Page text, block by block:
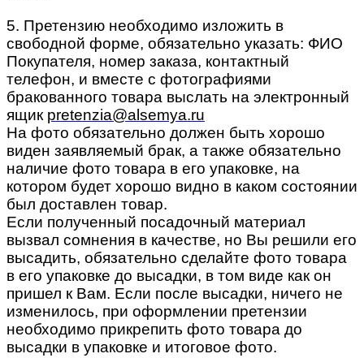
5. Претензию необходимо изложить в
свободной форме, обязательно указать: ФИО
Покупателя, номер заказа, контактный
телефон, и вместе с фотографиями
бракованного товара выслать на электронный
ящик pretenzia@alsemya.ru
На фото обязательно должен быть хорошо
виден заявляемый брак, а также обязательно
наличие фото товара в его упаковке, на
котором будет хорошо видно в каком состоянии
был доставлен товар.
Если полученный посадочный материал
вызвал сомнения в качестве, но Вы решили его
высадить, обязательно сделайте фото товара
в его упаковке до высадки, в том виде как он
пришел к Вам. Если после высадки, ничего не
изменилось, при оформлении претензии
необходимо прикрепить фото товара до
высадки в упаковке и итоговое фото.